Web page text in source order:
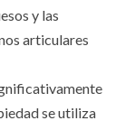
y las
articulares
se utiliza